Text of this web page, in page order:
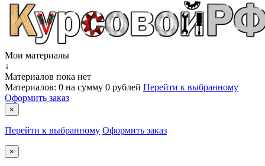
Мои материалы
↓
Материалов пока нет
Материалов: 0 на сумму 0 рублей Перейти к выбранному
Оформить заказ
×
Перейти к выбранному Оформить заказ
×